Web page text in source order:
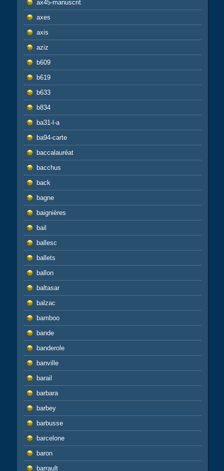
ax45-manuscrit
axes
axis
aziz
b609
b619
b633
b834
ba31-l-a
ba94-carte
baccalauréat
bacchus
back
bagne
baignières
bail
ballesc
ballets
ballon
baltasar
balzac
bamboo
bande
banderole
banville
barail
barbara
barbey
barbusse
barcelone
baron
barrault